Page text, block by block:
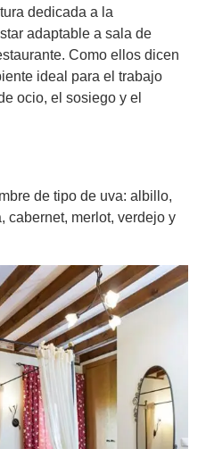
dedicada a la
adaptable a sala de
Como ellos dicen
ideal para el trabajo
ocio, el sosiego y el
de tipo de uva: albillo,
cabernet, merlot, verdejo y